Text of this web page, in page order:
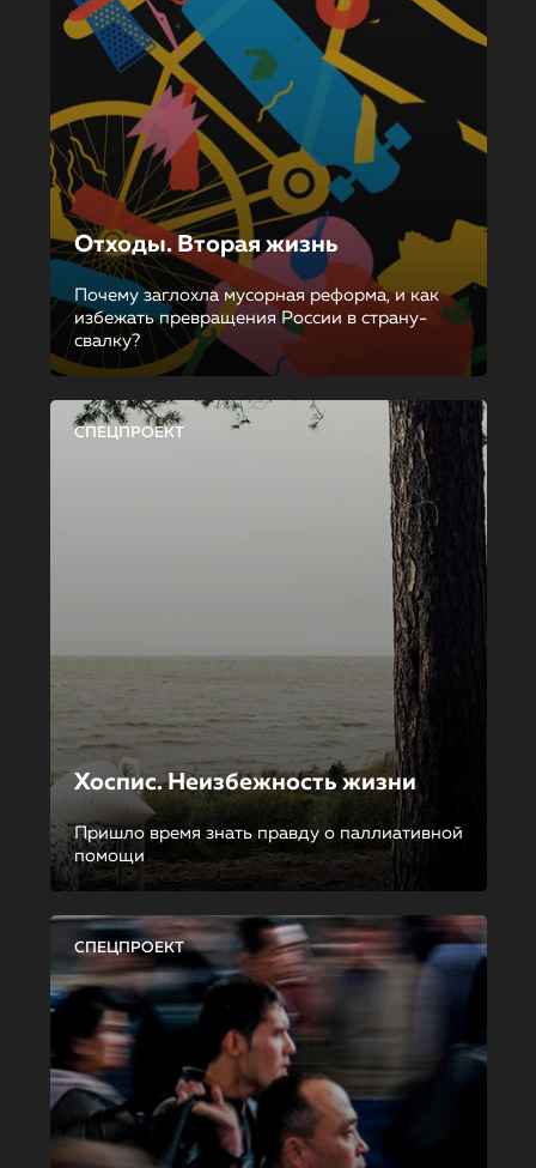
Отходы. Вторая жизнь
Почему заглохла мусорная реформа, и как
избежать превращения России в страну-
свалку?
СПЕЦПРОЕКТ
Хоспис. Неизбежность жизни
Пришло время знать правду о паллиативной
помощи
СПЕЦПРОЕКТ